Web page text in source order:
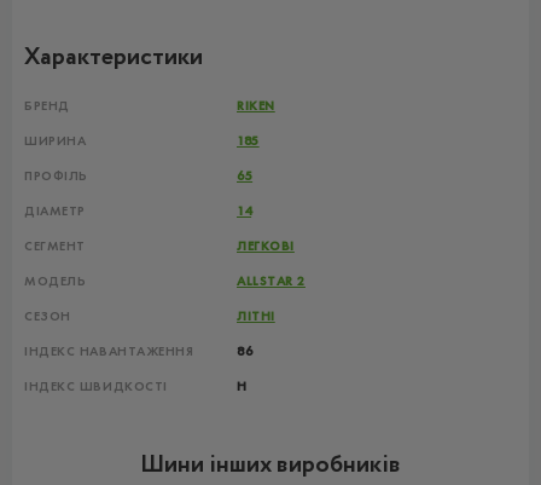
Характеристики
БРЕНД RIKEN
ШИРИНА 185
ПРОФІЛЬ 65
ДІАМЕТР 14
СЕГМЕНТ ЛЕГКОВІ
МОДЕЛЬ ALLSTAR 2
СЕЗОН ЛІТНІ
ІНДЕКС НАВАНТАЖЕННЯ 86
ІНДЕКС ШВИДКОСТІ H
Шини інших виробників